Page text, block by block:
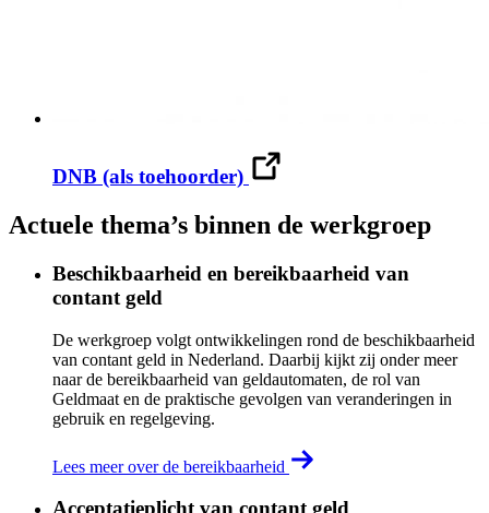
DNB (als toehoorder)
Actuele thema’s binnen de werkgroep
Beschikbaarheid en bereikbaarheid van
contant geld
De werkgroep volgt ontwikkelingen rond de beschikbaarheid
van contant geld in Nederland. Daarbij kijkt zij onder meer
naar de bereikbaarheid van geldautomaten, de rol van
Geldmaat en de praktische gevolgen van veranderingen in
gebruik en regelgeving.
Lees meer over de bereikbaarheid